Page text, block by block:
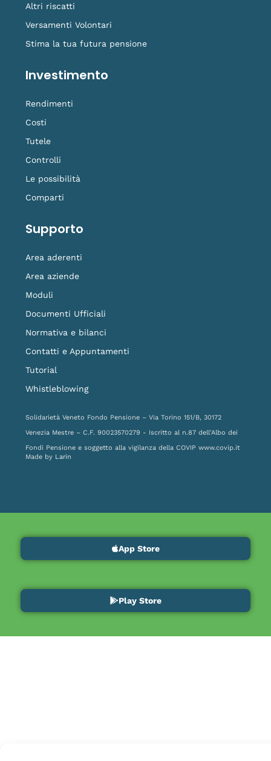
Altri riscatti
Versamenti Volontari
Stima la tua futura pensione
Investimento
Rendimenti
Costi
Tutele
Controlli
Le possibilità
Comparti
Supporto
Area aderenti
Area aziende
Moduli
Documenti Ufficiali
Normativa e bilanci
Contatti e Appuntamenti
Tutorial
Whistleblowing
Solidarietà Veneto Fondo Pensione – Via Torino 151/B, 30172
Venezia Mestre – C.F. 90023570279 - Iscritto al n.87 dell'Albo dei
Fondi Pensione e soggetto alla vigilanza della COVIP www.covip.it
Made by Larin
App Store
Play Store